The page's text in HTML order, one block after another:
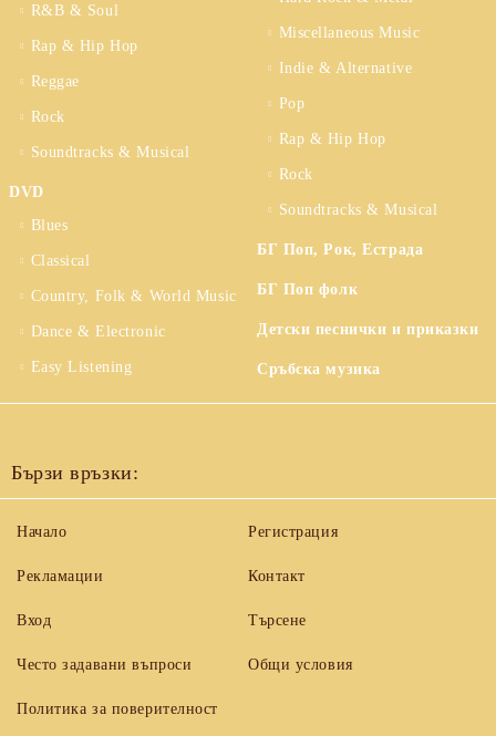
R&B & Soul
Rap & Hip Hop
Reggae
Rock
Soundtracks & Musical
DVD
Blues
Classical
Country, Folk & World Music
Dance & Electronic
Easy Listening
Miscellaneous Music
Indie & Alternative
Pop
Rap & Hip Hop
Rock
Soundtracks & Musical
БГ Поп, Рок, Естрада
БГ Поп фолк
Детски песнички и приказки
Сръбска музика
Бързи връзки:
Начало
Рекламации
Вход
Често задавани въпроси
Регистрация
Контакт
Търсене
Общи условия
Политика за поверителност